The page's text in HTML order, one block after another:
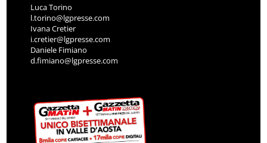
Luca Torino
l.torino@lgpresse.com
Ivana Cretier
i.cretier@lgpresse.com
Daniele Fimiano
d.fimiano@lgpresse.com